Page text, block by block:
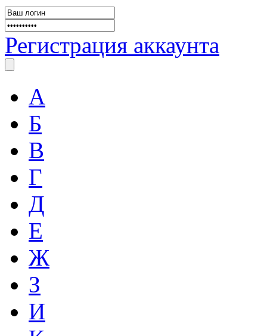
Регистрация аккаунта
А
Б
В
Г
Д
Е
Ж
З
И